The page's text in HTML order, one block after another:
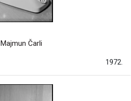
Majmun Čarli
1972.